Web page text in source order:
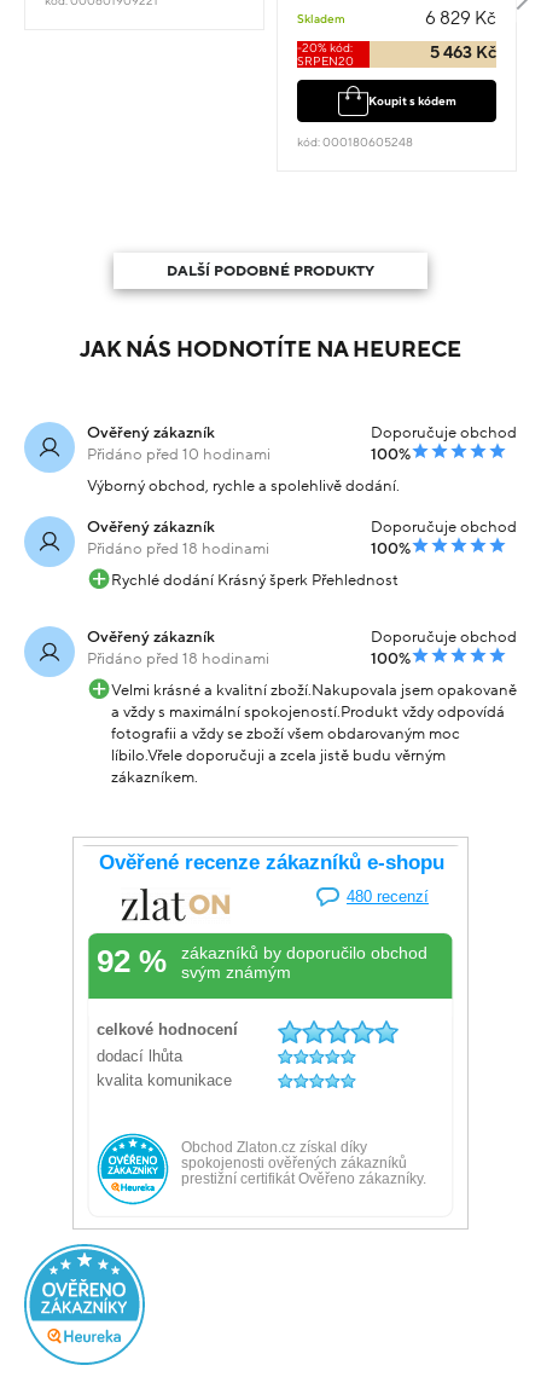
Skladem
6 829 Kč
-20% kód:
SRPEN20
5 463 Kč
Koupit s kódem
kód: 000180605248
DALŠÍ PODOBNÉ PRODUKTY
JAK NÁS HODNOTÍTE NA HEURECE
Ověřený zákazník
Přidáno před 10 hodinami
Doporučuje obchod
100%
Výborný obchod, rychle a spolehlivě dodání.
Ověřený zákazník
Přidáno před 18 hodinami
Doporučuje obchod
100%
Rychlé dodání Krásný šperk Přehlednost
Ověřený zákazník
Přidáno před 18 hodinami
Doporučuje obchod
100%
Velmi krásné a kvalitní zboží.Nakupovala jsem opakovaně
a vždy s maximální spokojeností.Produkt vždy odpovídá
fotografii a vždy se zboží všem obdarovaným moc
líbilo.Vřele doporučuji a zcela jistě budu věrným
zákazníkem.